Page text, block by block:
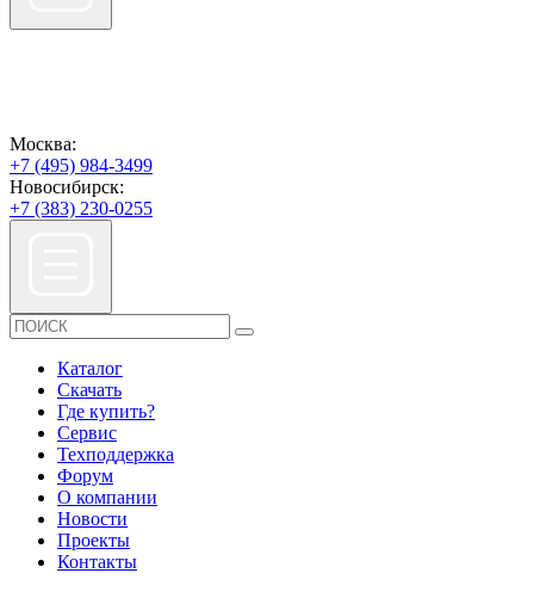
Москва:
+7 (495) 984-3499
Новосибирск:
+7 (383) 230-0255
Каталог
Скачать
Где купить?
Сервис
Техподдержка
Форум
О компании
Новости
Проекты
Контакты